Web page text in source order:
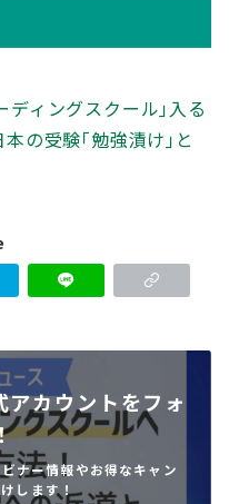
ィングスクール｣入る
の受験｢勉強漬け｣と
カウントをフォ
ナー情報やお得なキャン
します！